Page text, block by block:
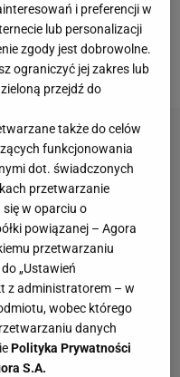
rywalki
tym razem obyło
i preferencji w
lub personalizacji
zgody jest dobrowolne.
ograniczyć jej zakres lub
przejdź do
także do celów
funkcjonowania
dot. świadczonych
przetwarzanie
w oparciu o
powiązanej – Agora
przetwarzaniu
„Ustawień
z administratorem – w
wobec którego
danych
Polityka Prywatności
S.A.